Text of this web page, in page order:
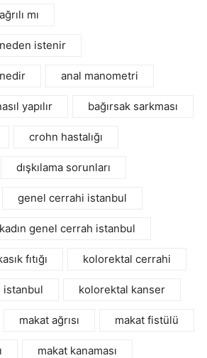
mı
istenir
anal manometri
yapılır bağırsak sarkması
crohn hastalığı
dışkılama sorunları
genel cerrahi istanbul
kadın genel cerrah istanbul
fıtığı kolorektal cerrahi
istanbul kolorektal kanser
makat ağrısı makat fistülü
makat kanaması